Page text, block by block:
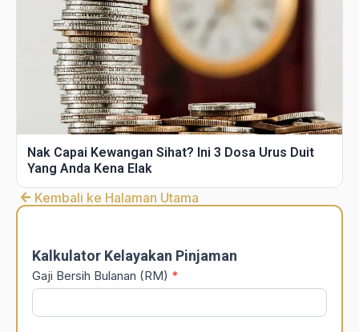
Nak Capai Kewangan Sihat? Ini 3 Dosa Urus Duit
Yang Anda Kena Elak
Kembali ke Halaman Utama
Kalkulator Kelayakan Pinjaman
Gaji Bersih Bulanan (RM) *